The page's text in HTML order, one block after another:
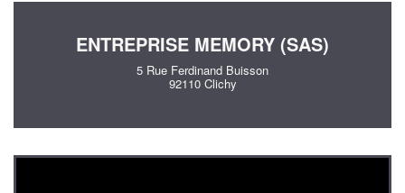
ENTREPRISE MEMORY (SAS)
5 Rue Ferdinand Buisson
92110 Clichy